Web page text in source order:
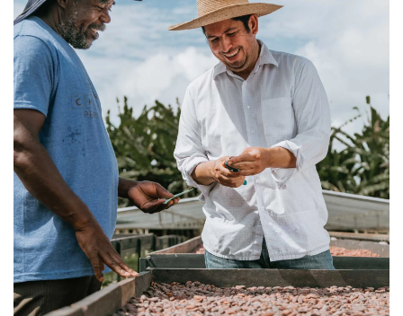
Wermlands Choklad
73% rawchoklad med chili &
passionsfrukt
Lägg till 65,30 kr
Wermlands Choklad
73% rawchoklad med
kardemumma
Lägg till 65,30 kr
Ekologisk Ekologisk